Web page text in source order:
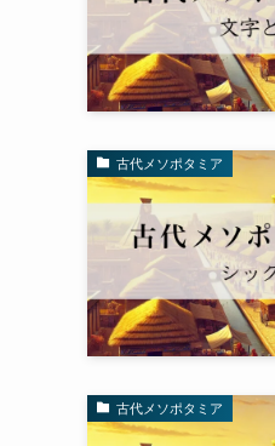
古代メソポタミア
古代メソポタミア